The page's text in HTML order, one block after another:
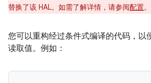
替换了该 HAL。如需了解详情，请参阅配置。
您可以重构经过条件式编译的代码，以
读取值。例如：